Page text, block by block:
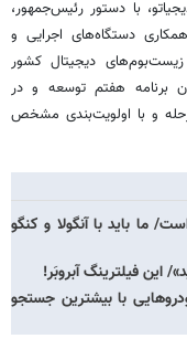
با دستور رئیس‌جمهور،
دستگاه‌های اجرایی و
دیجیتال کشور
برنامه هفتم توسعه و در
و با اولویت‌بندی مشخص
ما باید با آنگولا و کنگو
این فیلترینگ آبروبَر!
با بیشترین جستجو